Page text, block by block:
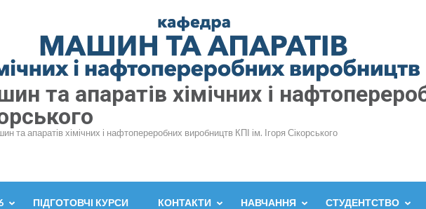
та апаратів хімічних і
та апаратів хімічних і нафтопереробних виробництв КПІ ім. Ігоря Сікорського
ПІДГОТОВЧІ КУРСИ КОНТАКТИ НАВЧАННЯ СТУДЕНТСТВО